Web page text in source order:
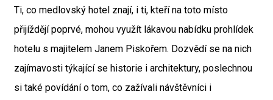
Ti, co medlovský hotel znají, i ti, kteří na toto místo
přijíždějí poprvé, mohou využít lákavou nabídku prohlídek
hotelu s majitelem Janem Piskořem. Dozvědí se na nich
zajímavosti týkající se historie i architektury, poslechnou
si také povídání o tom, co zažívali návštěvníci i